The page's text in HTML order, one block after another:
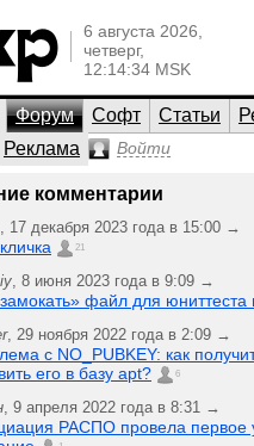
6 августа 2026,
четверг,
12:14:34 MSK
Форум Софт Статьи
Реклама Войти
C++, Java, JavaScript, Perl, PHP, Python —
Вероятно, вам сюда: спросить или
уже вы решайте сами.
Как
2
1136
прочитали
12
комментарии
, 17 декабря 2023 года в 15:00 →
21
, 8 июня 2023 года в 9:09 →
файл для юниттеста
, 29 ноября 2022 года в 2:09 →
с NO_PUBKEY: как
его в базу apt?
6
, 9 апреля 2022 года в 8:31 →
РАСПО провела первое